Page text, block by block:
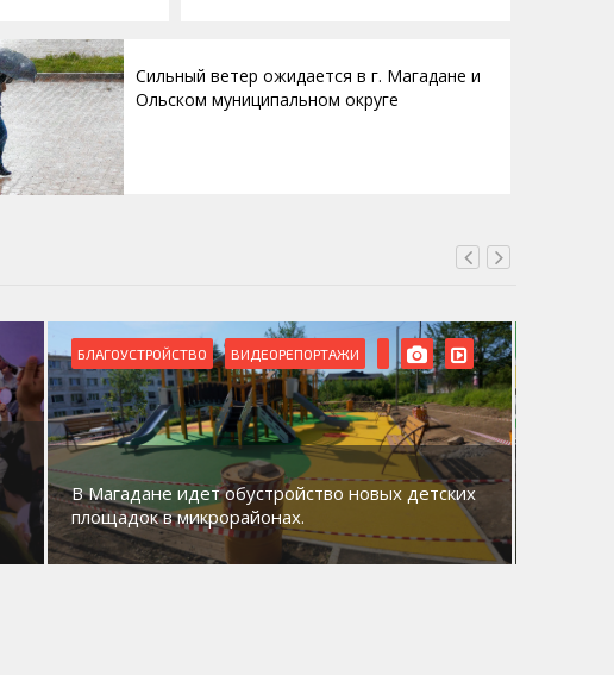
Сильный ветер ожидается в г. Магадане и
Ольском муниципальном округе
БЛАГОУСТРОЙСТВО ВИДЕОРЕПОРТАЖИ
В Магадане идет обустройство новых детских
площадок в микрорайонах.